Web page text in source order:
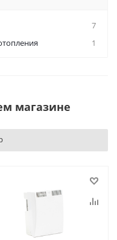
7
1
магазине